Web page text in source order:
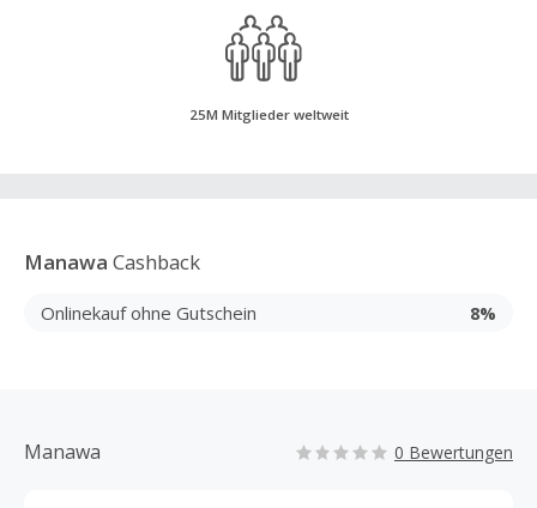
25M Mitglieder weltweit
Manawa Cashback
Onlinekauf ohne Gutschein 8%
Manawa 0 Bewertungen